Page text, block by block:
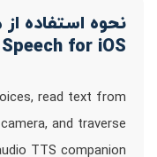
for iOS
read text from
and traverse
TTS companion